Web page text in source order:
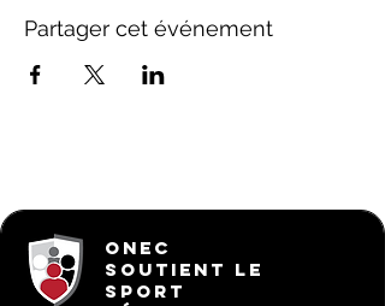
Partager cet événement
ONEC
SOUTIENT LE
SPORT